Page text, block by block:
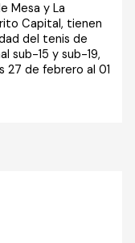
Mesa y La
Capital, tienen
del tenis de
sub-15 y sub-19,
27 de febrero al 01